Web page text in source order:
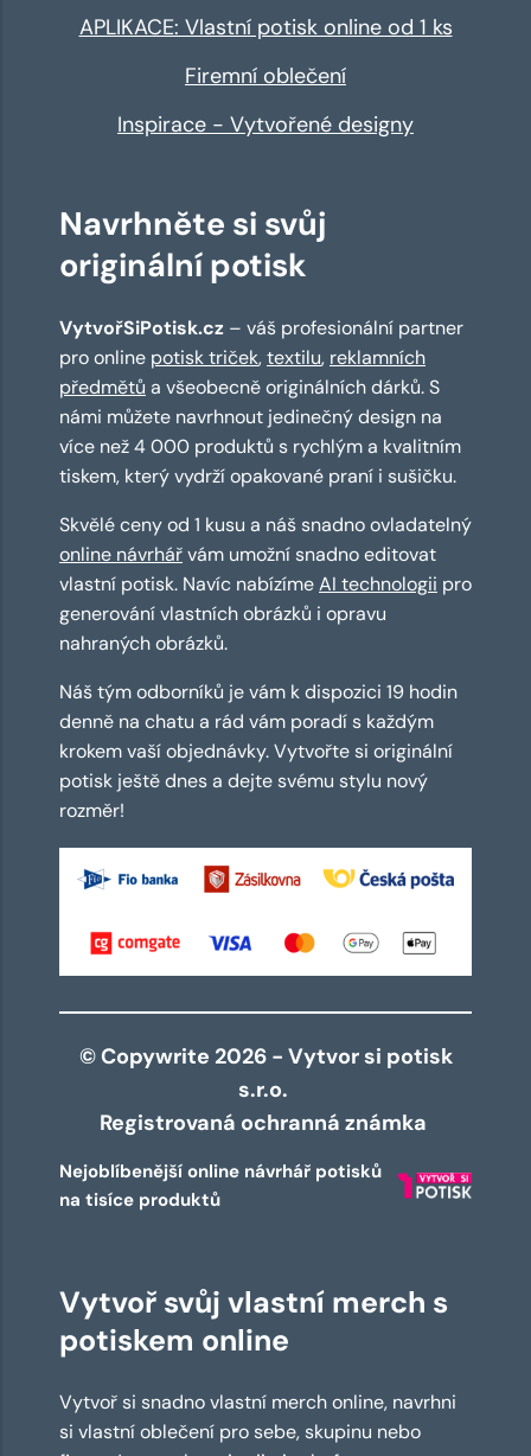
APLIKACE: Vlastní potisk online od 1 ks
Firemní oblečení
Inspirace - Vytvořené designy
Navrhněte si svůj
originální potisk
VytvořSiPotisk.cz – váš profesionální partner
pro online potisk triček,textilu, reklamních
předmětů a všeobecně originálních dárků. S
námi můžete navrhnout jedinečný design na
více než 4 000 produktů s rychlým a kvalitním
tiskem, který vydrží opakované praní i sušičku.
Skvělé ceny od 1 kusu a náš snadno ovladatelný
online návrhářvám umožní snadno editovat
vlastní potisk. Navíc nabízímeAI technologii pro
generování vlastních obrázků i opravu
nahraných obrázků.
Náš tým odborníků je vám k dispozici 19 hodin
denně na chatu a rád vám poradí s každým
krokem vaší objednávky. Vytvořte si originální
potisk ještě dnes a dejte svému stylu nový
rozměr!
© Copywrite 2026 - Vytvor si potisk
s.r.o.
Registrovaná ochranná známka
Nejoblíbenější online návrhář potisků
na tisíce produktů
Vytvoř svůj vlastní merch s
potiskem online
Vytvoř si snadno vlastní merch online, navrhni
si vlastní oblečení pro sebe, skupinu nebo